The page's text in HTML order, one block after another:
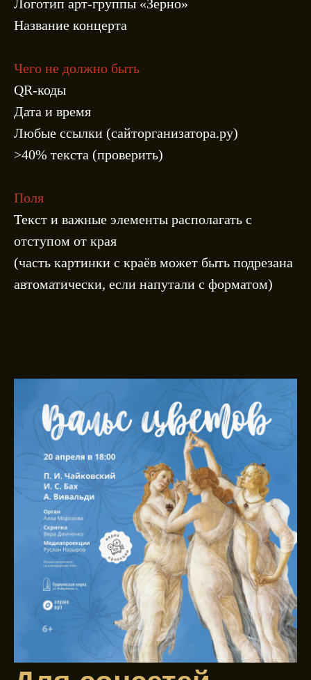
Логотип арт-группы «Зерно»
Название концерта
Чего не должно быть
QR-коды
Дата и время
Любые ссылки (сайторганизатора.ру)
>40% текста (проверить)
Поля
Текст и важные элементы располагать с
отступом от края
(часть картинки с краёв может быть подрезана
автоматически, если напутали с форматом)